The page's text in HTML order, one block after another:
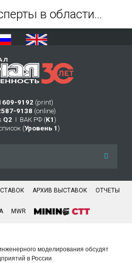
9192 (print)
9138 (online)
Q2 Ι ВАК РФ (K1 )
(Уровень 1 )
АРХИВ ВЫСТАВОК ОТЧЕТЫ
MWR
моделирования обсудят
в России
Ведущие эксперты в области инженерного моделирования обсудят будущее промышленных предприятий в России - Журнал Горная промышленность